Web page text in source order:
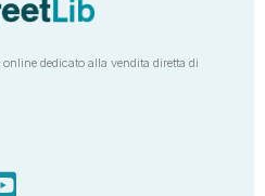
dedicato alla vendita diretta di